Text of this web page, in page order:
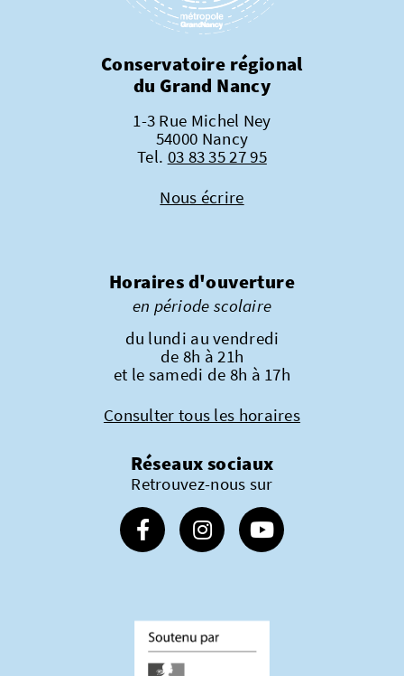
Conservatoire régional
du Grand Nancy
1-3 Rue Michel Ney
54000 Nancy
Tel. 03 83 35 27 95
Nous écrire
Horaires d'ouverture
en période scolaire
du lundi au vendredi
de 8h à 21h
et le samedi de 8h à 17h
Consulter tous les horaires
Réseaux sociaux
Retrouvez-nous sur
Suivez-nous sur Facebook
Suivez-nous sur Instagram
Suivez-nous sur Youtube